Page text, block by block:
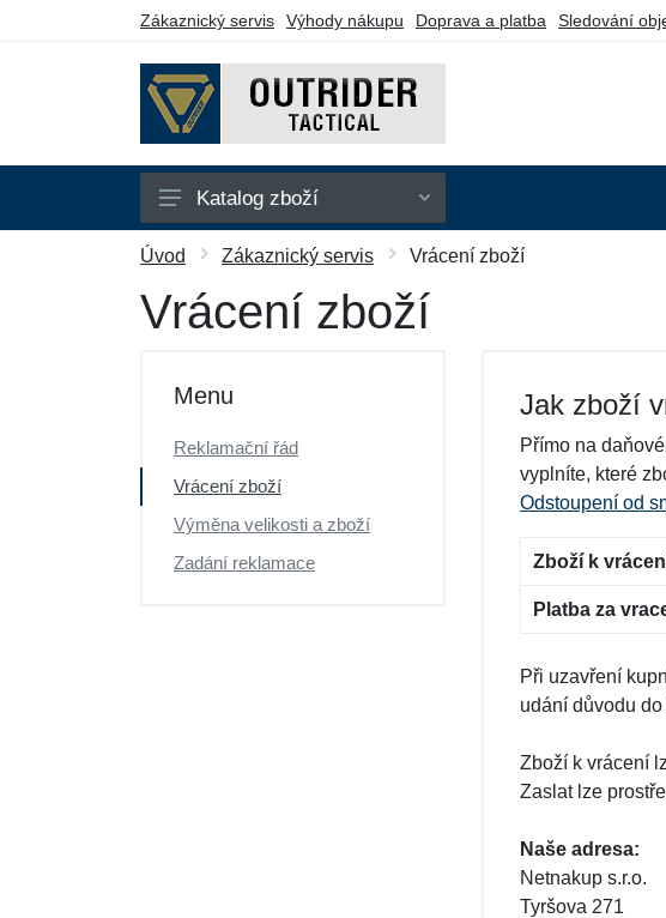
Zákaznický servis Výhody nákupu Doprava a platba Sledování
Bundy
Kalhoty
Dárkové poukazy
Katalog zboží
Úvod Zákaznický servis Vrácení zboží
Vrácení zboží
Menu
Reklamační řád
Vrácení zboží
Výměna velikosti a zboží
Zadání reklamace
Jak zboží
Přímo na
vyplníte, které
Odstoupení od
Zboží k
Platba za
Při uzavření
udání důvodu
Zboží k vrácení
Zaslat lze
Naše adresa:
Netnakup s.r.o.
Tyršova 271